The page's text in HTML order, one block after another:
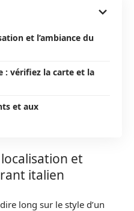
et l’ambiance du
: vérifiez la carte et la
et aux
et
italien
long sur le style d’un